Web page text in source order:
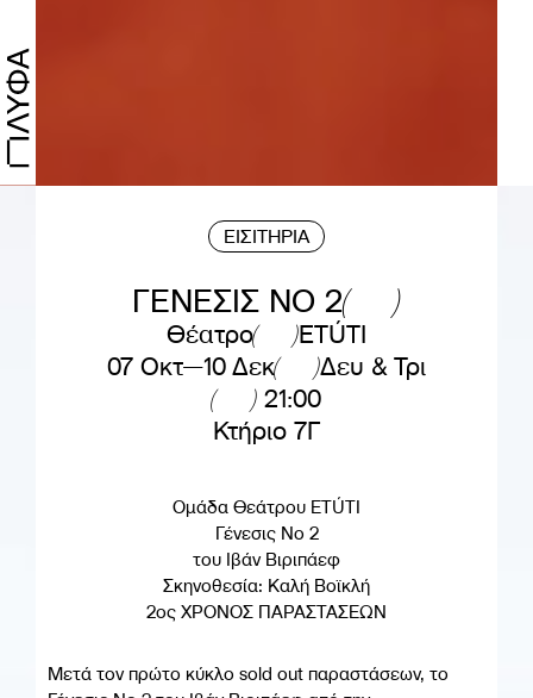
ΕΙΣΙΤΗΡΙΑ
ΓΕΝΕΣΙΣ ΝΟ 2
Θέατρο
ETÚTI
07 Οκτ—10 Δεκ
Δευ & Τρι
21:00
Κτήριο 7Γ
Ομάδα Θεάτρου ETÚTI
Γένεσις Νο 2
του Ιβάν Βιριπάεφ
Σκηνοθεσία: Καλή Βοϊκλή
2ος ΧΡΟΝΟΣ ΠΑΡΑΣΤΑΣΕΩΝ
Μετά τον πρώτο κύκλο sold out παραστάσεων, το